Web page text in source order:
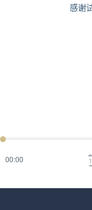
00:00
群，应是两宋的理
感谢